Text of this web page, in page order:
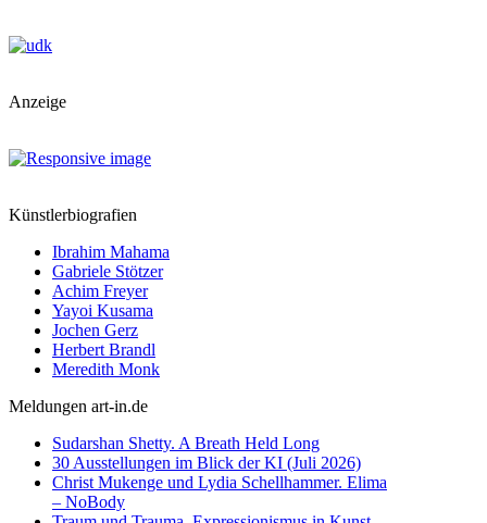
Anzeige
Künstlerbiografien
Ibrahim Mahama
Gabriele Stötzer
Achim Freyer
Yayoi Kusama
Jochen Gerz
Herbert Brandl
Meredith Monk
Meldungen art-in.de
Sudarshan Shetty. A Breath Held Long
30 Ausstellungen im Blick der KI (Juli 2026)
Christ Mukenge und Lydia Schellhammer. Elima
– NoBody